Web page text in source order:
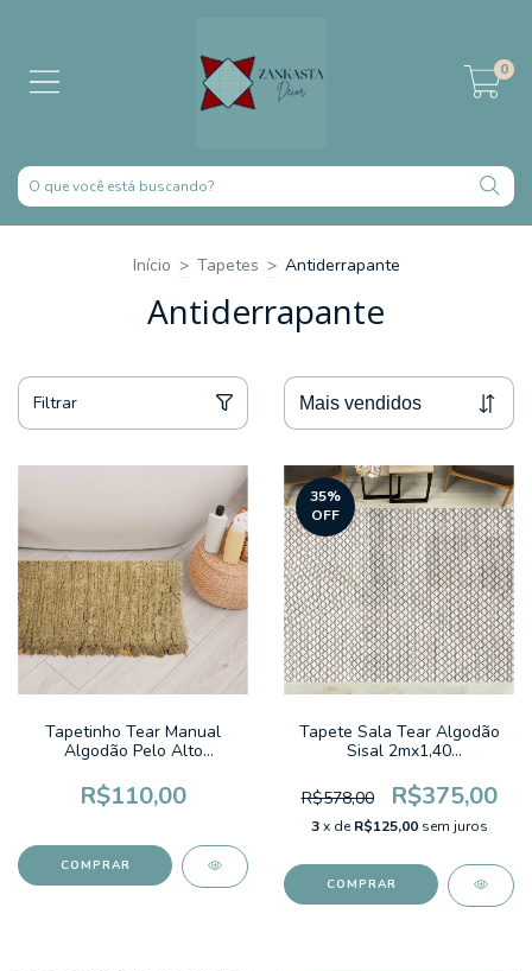
0
Início > Tapetes > Antiderrapante
Antiderrapante
Filtrar
Tapetinho Tear Manual
Algodão Pelo Alto
Ocre Liso
R$110,00
35%
OFF
Tapete Sala Tear Algodão
Sisal 2mx1,40
R$578,00
R$375,00
3 x deR$125,00 sem juros